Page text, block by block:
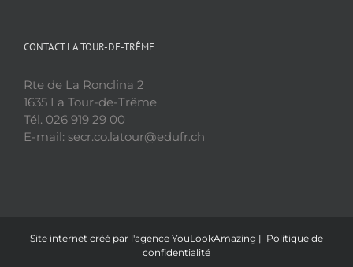
CONTACT LA TOUR-DE-TRÊME
Rte de La Ronclina 2
1635 La Tour-de-Trême
Tél. 026 919 29 00
E-mail: secr.co.latour@edufr.ch
Site internet créé par l'agence YouLookAmazing | Politique de
confidentialité